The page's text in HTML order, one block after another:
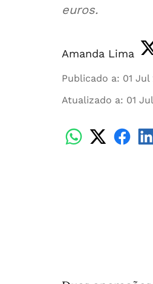
euros.
Amanda Lima
Publicado a: 01 Jul
Atualizado a: 01